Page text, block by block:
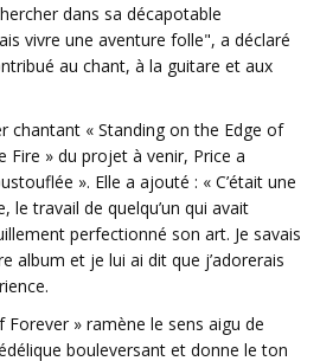
dans sa décapotable
vivre une aventure folle", a déclaré
au chant, à la guitare et aux
chantant « Standing on the Edge of
Fire » du projet à venir, Price a
». Elle a ajouté : « C’était une
le travail de quelqu’un qui avait
perfectionné son art. Je savais
album et je lui ai dit que j’adorerais
Forever » ramène le sens aigu de
bouleversant et donne le ton